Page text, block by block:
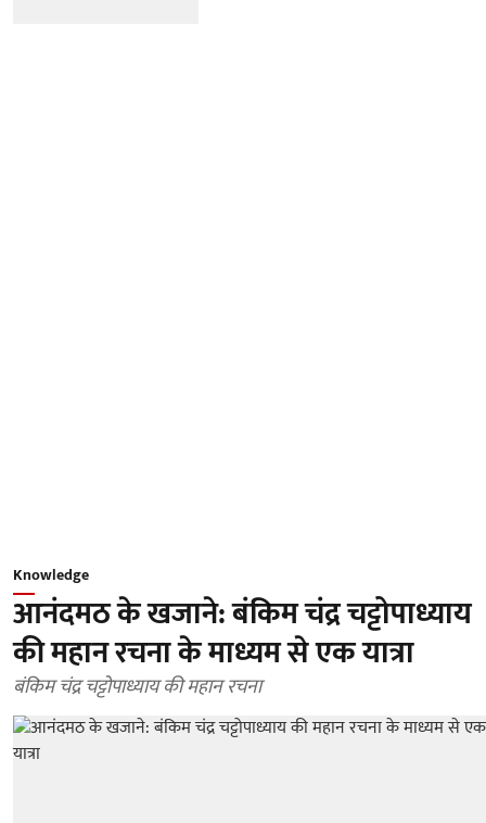
Knowledge
आनंदमठ के खजाने: बंकिम चंद्र चट्टोपाध्याय
की महान रचना के माध्यम से एक यात्रा
बंकिम चंद्र चट्टोपाध्याय की महान रचना